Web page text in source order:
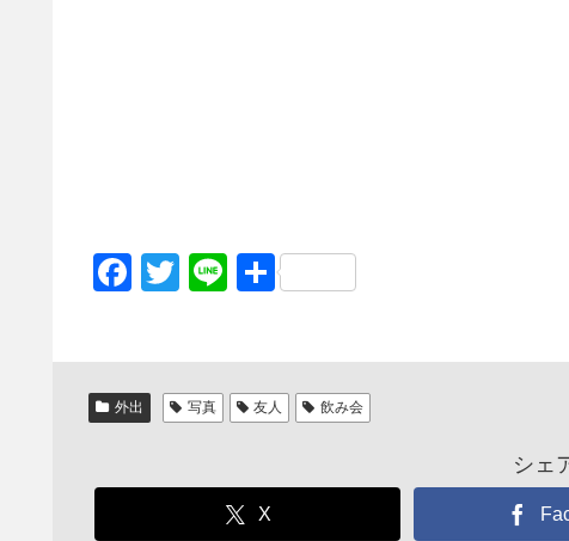
F
e
b
o
T
er
Li 共
外出 写真 友人 飲み会
シェ
X